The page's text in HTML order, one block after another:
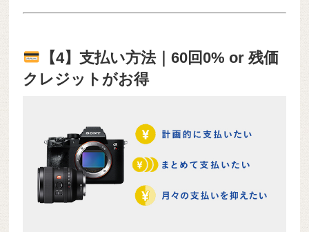
【4】支払い方法｜60回0% or 残価
クレジットがお得